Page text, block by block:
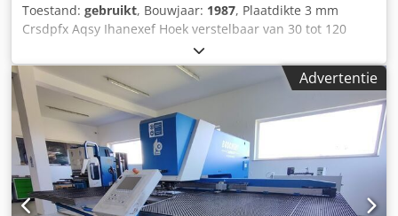
Toestand: gebruikt, Bouwjaar: 1987, Plaatdikte 3 mm
Crsdpfx Aqsy Ihanexef Hoek verstelbaar van 30 tot 120
graden Tafelhoogte 900 mm Gewicht ca. 800 kg
Snijcapaciteit: 3 mm St40 bij 150 x 150 mm, 2 mm roestvast
staal Snijhoek traploos verstelbaar 30-120° Pneumatische
klemming van de hoekverstelling (Boschert-systeem)
Machine verkeert in goede staat.
Advertentie